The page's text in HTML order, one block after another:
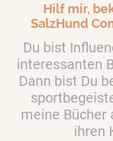
Hilf mir,
SalzHund
Du bist
interessanten
Dann bist Du
meine Bücher
ihren